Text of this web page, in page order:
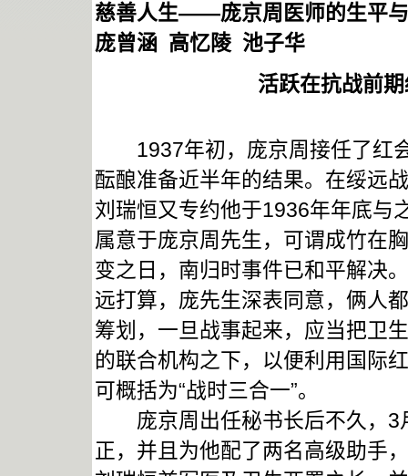
慈善人生——庞京周医师的生平
庞曾涵 高忆陵 池子华
活跃在抗战前
1937年初，庞京周接任了红会
酝酿准备近半年的结果。在绥远
刘瑞恒又专约他于1936年年底与
属意于庞京周先生，可谓成竹在
变之日，南归时事件已和平解决
远打算，庞先生深表同意，俩人
筹划，一旦战事起来，应当把卫
的联合机构之下，以便利用国际
可概括为“战时三合一”。
庞京周出任秘书长后不久，3
正，并且为他配了两名高级助手